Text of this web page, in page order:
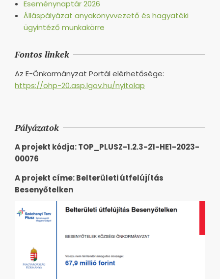
Eseménynaptár 2026
Álláspályázat anyakönyvvezető és hagyatéki
ügyintéző munkakörre
Fontos linkek
Az E-Önkormányzat Portál elérhetősége:
https://ohp-20.asp.lgov.hu/nyitolap
Pályázatok
A projekt kódja: TOP_PLUSZ-1.2.3-21-HE1-2023-
00076
A projekt címe: Belterületi útfelújítás
Besenyőtelken